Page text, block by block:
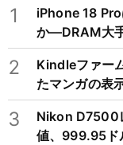
1
iPhone 18
か―DRAM大
2
Kindleファー
たマンガの表
3
Nikon D7500
値、999.95ド